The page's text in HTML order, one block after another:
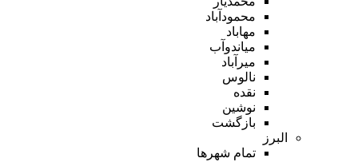
محمودآباد
مهاباد
میاندوآب
میرآباد
نالوس
نقده
نوشین
بازگشت
البرز
تمام شهر‌ها